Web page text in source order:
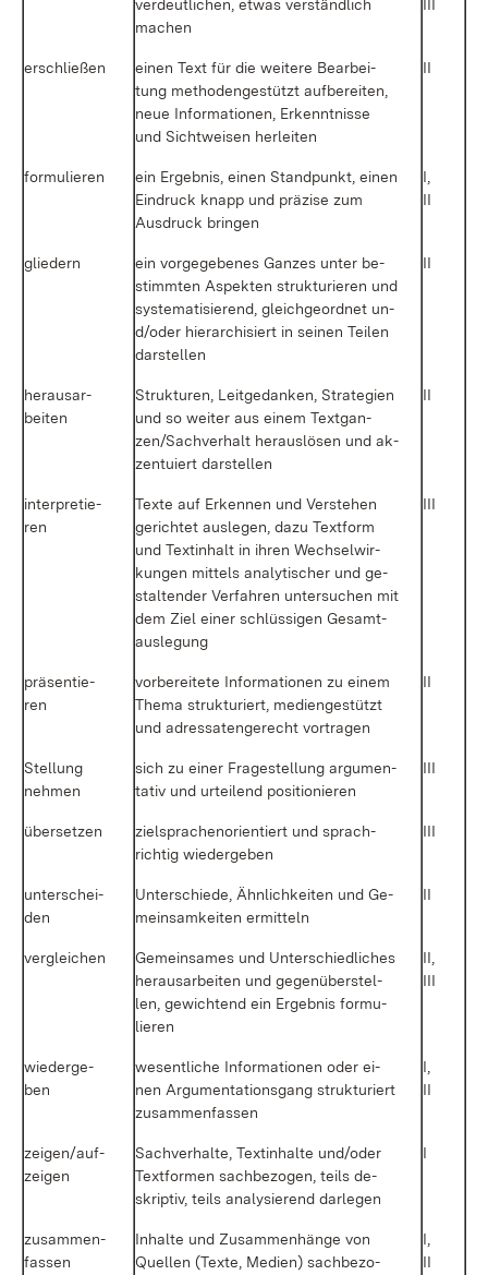
ver­deut­li­chen, et­was ver­ständ­lich
ma­chen
er­schlie­ßen
ei­nen Text für die wei­te­re Be­ar­bei­
tung me­tho­den­ge­stützt auf­be­rei­ten,
neue In­for­ma­tio­nen, Er­kennt­nis­se
und Sicht­wei­sen her­lei­ten
II
for­mu­lie­ren
ein Er­geb­nis, ei­nen Stand­punkt, ei­nen
Ein­druck knapp und prä­zi­se zum
Aus­druck brin­gen
I,
II
glie­dern
ein vor­ge­ge­be­nes Gan­zes un­ter be­
stimm­ten As­pek­ten struk­tu­rie­ren und
sys­te­ma­ti­sie­rend, gleich­ge­ord­net un­
d/o­der hier­ar­chi­siert in sei­nen Tei­len
dar­stel­len
II
her­aus­ar­
bei­ten
Struk­tu­ren, Leit­ge­dan­ken, Stra­te­gi­en
und so wei­ter aus ei­nem Text­gan­
zen/Sach­ver­halt her­aus­lö­sen und ak­
zen­tu­iert dar­stel­len
II
in­ter­pre­tie­
ren
Tex­te auf Er­ken­nen und Ver­ste­hen
ge­rich­tet aus­le­gen, da­zu Text­form
und Textin­halt in ih­ren Wech­sel­wir­
kun­gen mit­tels ana­ly­ti­scher und ge­
stal­ten­der Ver­fah­ren un­ter­su­chen mit
dem Ziel ei­ner schlüs­si­gen Ge­samt­
aus­le­gung
III
prä­sen­tie­
ren
vor­be­rei­te­te In­for­ma­tio­nen zu ei­nem
The­ma struk­tu­riert, me­di­en­ge­stützt
und adres­sa­ten­ge­recht vor­tra­gen
II
Stel­lung
neh­men
sich zu ei­ner Fra­ge­stel­lung ar­gu­men­
ta­tiv und ur­tei­lend po­si­tio­nie­ren
III
über­set­zen
ziel­spra­chen­ori­en­tiert und sprach­
rich­tig wie­der­ge­ben
III
un­ter­schei­
den
Un­ter­schie­de, Ähn­lich­kei­ten und Ge­
mein­sam­kei­ten er­mit­teln
II
ver­glei­chen
Ge­mein­sa­mes und Un­ter­schied­li­ches
her­aus­ar­bei­ten und ge­gen­über­stel­
len, ge­wich­tend ein Er­geb­nis for­mu­
lie­ren
II,
III
wie­der­ge­
ben
we­sent­li­che In­for­ma­tio­nen oder ei­
nen Ar­gu­men­ta­ti­ons­gang struk­tu­riert
zu­sam­men­fas­sen
I,
II
zei­gen/auf­
zei­gen
Sach­ver­hal­te, Textin­hal­te un­d/o­der
Text­for­men sach­be­zo­gen, teils de­
skrip­tiv, teils ana­ly­sie­rend dar­le­gen
I
zu­sam­men­
fas­sen
In­hal­te und Zu­sam­men­hän­ge von
Quel­len (Tex­te, Me­di­en) sach­be­zo­
I,
II